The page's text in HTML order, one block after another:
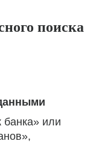
поиска
банка» или